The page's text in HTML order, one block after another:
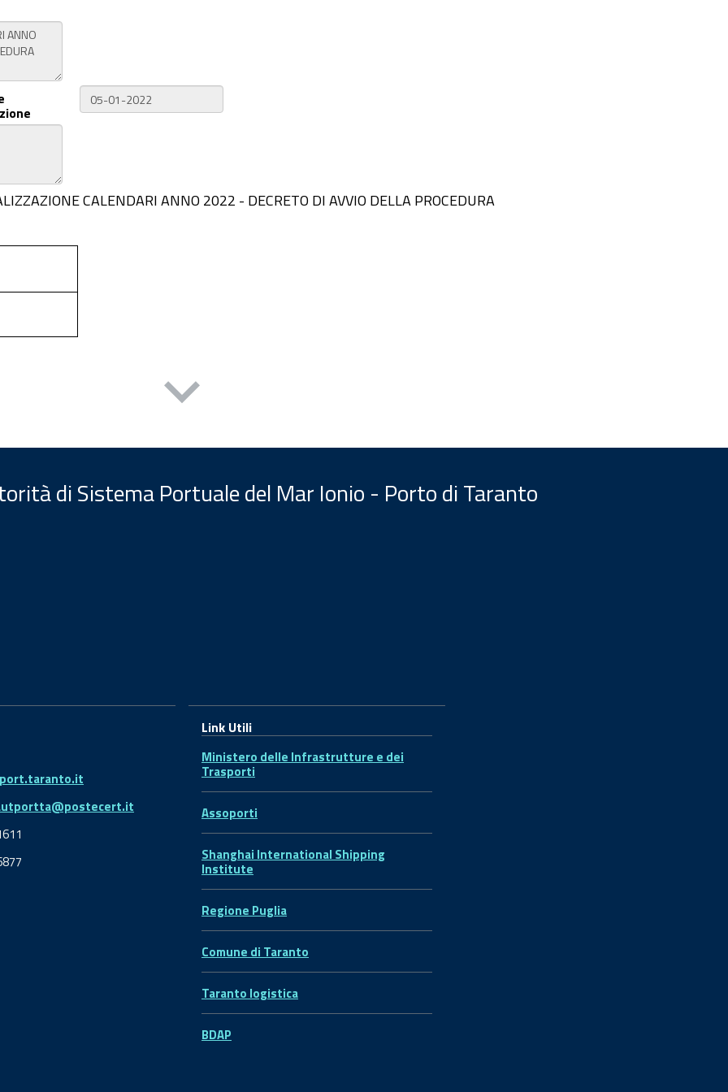
CALENDARI ANNO 2022 - DECRETO DI AVVIO DELLA PROCEDURA
di Sistema Portuale del Mar Ionio - Porto di Taranto
Link Utili
Ministero delle Infrastrutture e dei
Trasporti
Assoporti
Shanghai International Shipping
Institute
Regione Puglia
Comune di Taranto
Taranto logistica
BDAP